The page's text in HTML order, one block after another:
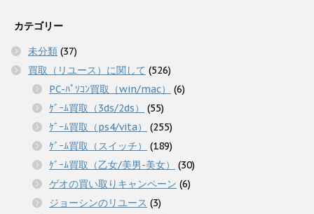
カテゴリー
未分類 (37)
買取（リユース）に関して (526)
PC-ﾊﾟｿｺﾝ買取（win/mac）
(6)
ｹﾞｰﾑ買取（3ds/2ds）
(55)
ｹﾞｰﾑ買取（ps4/vita）
(255)
ｹﾞｰﾑ買取（スイッチ）
(189)
ｹﾞｰﾑ買取（乙女/美男-美女）
(30)
ゲオの買い取りキャンペーン (6)
ジョーシンのリユース (3)